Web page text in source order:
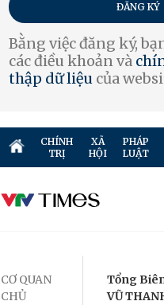
ĐĂNG KÝ
Bằng việc đăng ký,
các điều khoản và
thập dữ liệu của
CHÍNH
TRỊ
XÃ
HỘI
PHÁP
LUẬT
CƠ QUAN
CHỦ
Tổng
VŨ